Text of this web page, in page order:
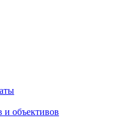
и объективов